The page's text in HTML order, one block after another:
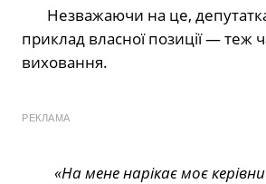
Незважаючи на це,
приклад власної позиції — теж
виховання.
РЕКЛАМА
«На мене нарікає моє